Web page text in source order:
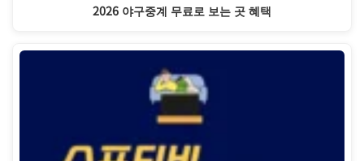
2026 야구중계 무료로 보는 곳 혜택